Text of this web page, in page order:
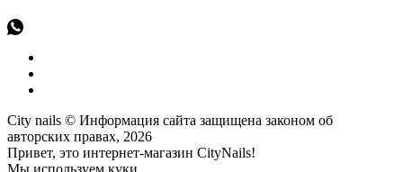
City nails © Информация сайта защищена законом об
авторских правах, 2026
Привет, это интернет-магазин CityNails!